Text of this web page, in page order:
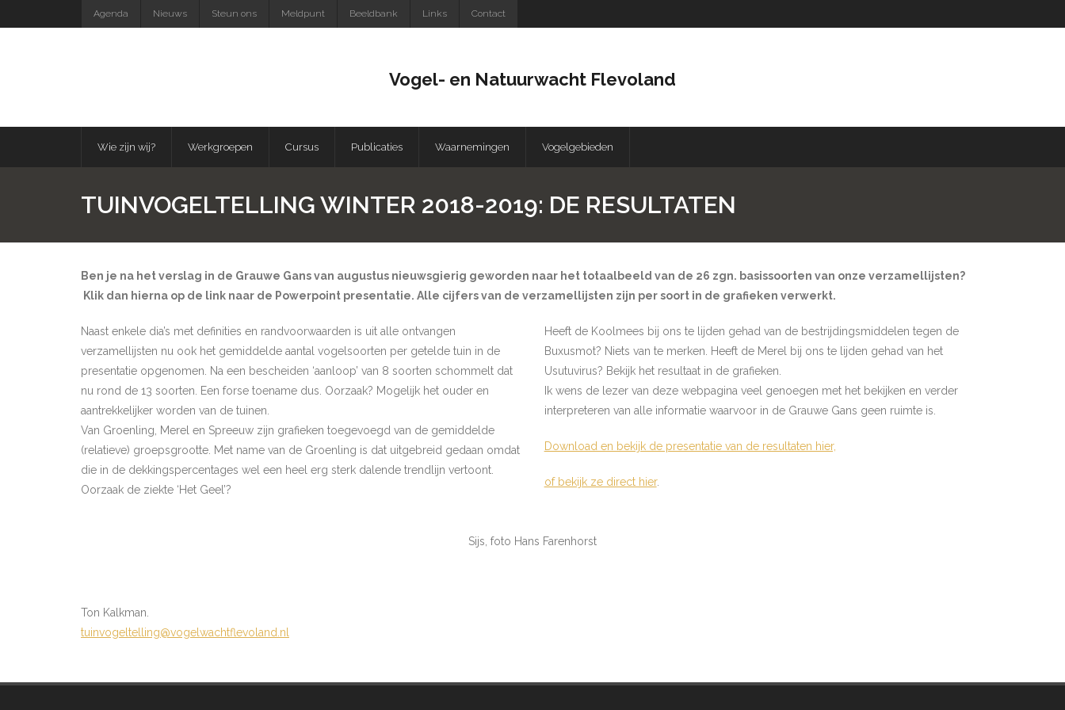
to
Agenda Nieuws Steun ons Meldpunt Beeldbank Links Contact
Vogel- en Natuurwacht Flevoland
Wie zijn wij? Werkgroepen Cursus Publicaties Waarnemingen Vogelgebieden
TUINVOGELTELLING WINTER 2018-2019: DE RESULTATEN
Ben je na het verslag in de Grauwe Gans van augustus nieuwsgierig geworden naar het totaalbeeld van de 26 zgn. basissoorten van onze verzamellijsten?
Klik dan hierna op de link naar de Powerpoint presentatie. Alle cijfers van de verzamellijsten zijn per soort in de grafieken verwerkt.
Naast enkele dia’s met definities en randvoorwaarden is uit alle ontvangen
verzamellijsten nu ook het gemiddelde aantal vogelsoorten per getelde tuin in de
presentatie opgenomen. Na een bescheiden ‘aanloop’ van 8 soorten schommelt dat
nu rond de 13 soorten. Een forse toename dus. Oorzaak? Mogelijk het ouder en
aantrekkelijker worden van de tuinen.
Van Groenling, Merel en Spreeuw zijn grafieken toegevoegd van de gemiddelde
(relatieve) groepsgrootte. Met name van de Groenling is dat uitgebreid gedaan omdat
die in de dekkingspercentages wel een heel erg sterk dalende trendlijn vertoont.
Oorzaak de ziekte ‘Het Geel’?
Heeft de Koolmees bij ons te lijden gehad van de bestrijdingsmiddelen tegen de
Buxusmot? Niets van te merken. Heeft de Merel bij ons te lijden gehad van het
Usutuvirus? Bekijk het resultaat in de grafieken.
Ik wens de lezer van deze webpagina veel genoegen met het bekijken en verder
interpreteren van alle informatie waarvoor in de Grauwe Gans geen ruimte is.
Download en bekijk de presentatie van de resultaten hier,
of bekijk ze direct hier.
Sijs, foto Hans Farenhorst
Ton Kalkman.
tuinvogeltelling@vogelwachtflevoland.nl